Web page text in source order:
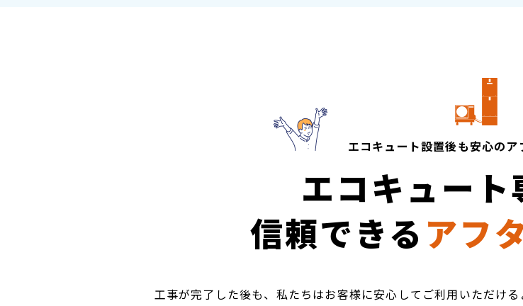
エコキュート設置後も安心のア
エコキュート
信頼できる アフ
工事が完了した後も、私たちはお客様に安心してご利用いただけ